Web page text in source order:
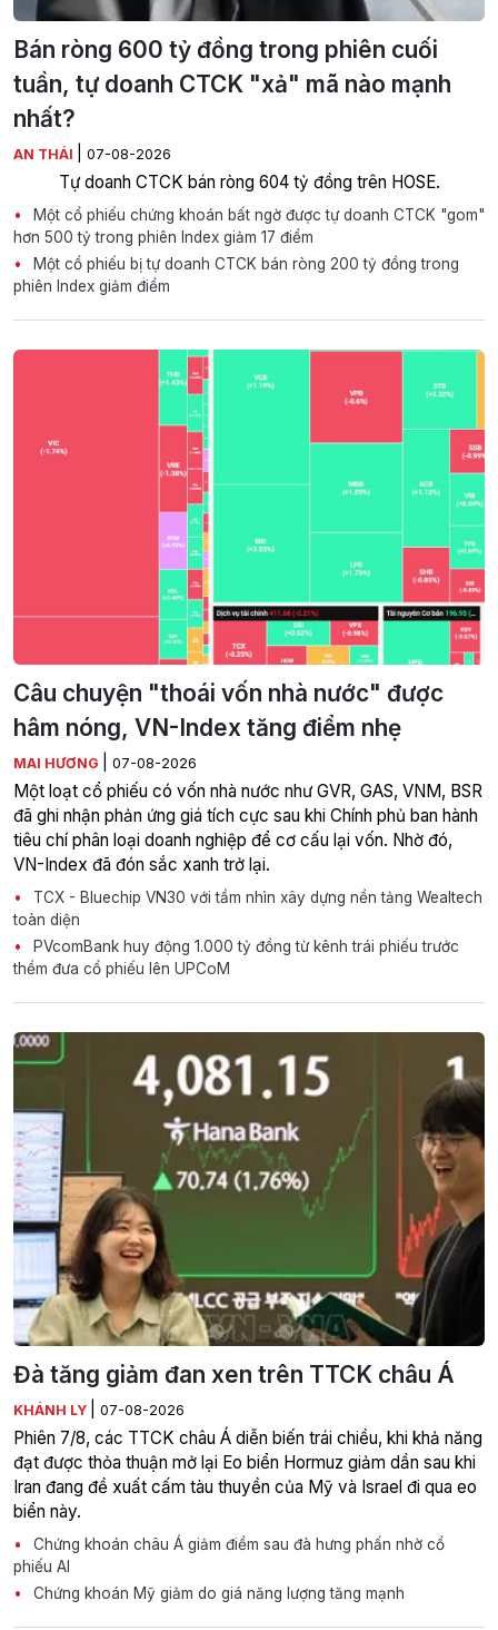
Bán ròng 600 tỷ đồng trong phiên cuối
tuần, tự doanh CTCK "xả" mã nào mạnh
nhất?
AN THÁI 07-08-2026
Tự doanh CTCK bán ròng 604 tỷ đồng trên HOSE.
Một cổ phiếu chứng khoán bất ngờ được tự doanh CTCK "gom"
hơn 500 tỷ trong phiên Index giảm 17 điểm
Một cổ phiếu bị tự doanh CTCK bán ròng 200 tỷ đồng trong
phiên Index giảm điểm
Câu chuyện "thoái vốn nhà nước" được
hâm nóng, VN-Index tăng điểm nhẹ
MAI HƯƠNG 07-08-2026
Một loạt cổ phiếu có vốn nhà nước như GVR, GAS, VNM, BSR
đã ghi nhận phản ứng giá tích cực sau khi Chính phủ ban hành
tiêu chí phân loại doanh nghiệp để cơ cấu lại vốn. Nhờ đó,
VN-Index đã đón sắc xanh trở lại.
TCX - Bluechip VN30 với tầm nhìn xây dựng nền tảng Wealtech
toàn diện
PVcomBank huy động 1.000 tỷ đồng từ kênh trái phiếu trước
thềm đưa cổ phiếu lên UPCoM
Đà tăng giảm đan xen trên TTCK châu Á
KHÁNH LY 07-08-2026
Phiên 7/8, các TTCK châu Á diễn biến trái chiều, khi khả năng
đạt được thỏa thuận mở lại Eo biển Hormuz giảm dần sau khi
Iran đang đề xuất cấm tàu thuyền của Mỹ và Israel đi qua eo
biển này.
Chứng khoán châu Á giảm điểm sau đà hưng phấn nhờ cổ
phiếu AI
Chứng khoán Mỹ giảm do giá năng lượng tăng mạnh